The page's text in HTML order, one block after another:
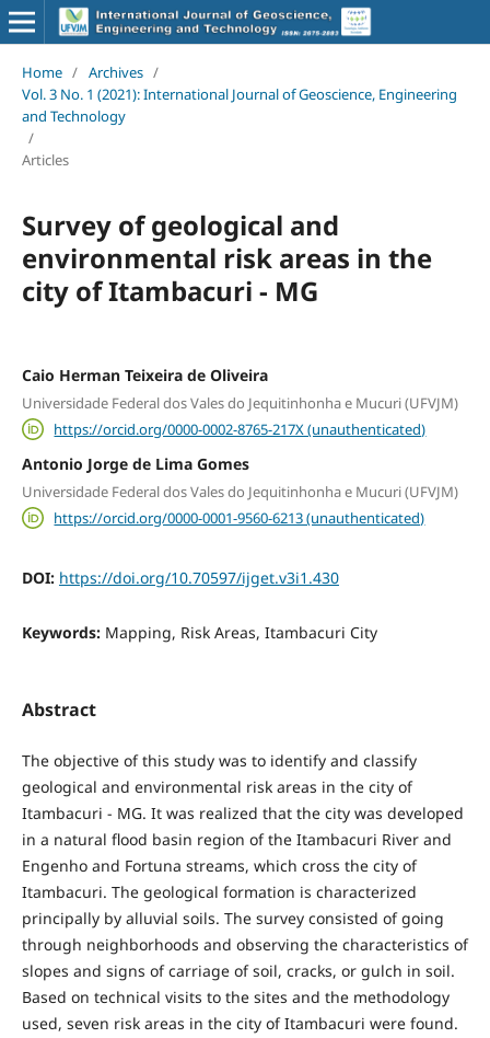
Home / Archives /
Vol. 3 No. 1 (2021): International Journal of Geoscience, Engineering
and Technology
/
Articles
Survey of geological and
environmental risk areas in the
city of Itambacuri - MG
Caio Herman Teixeira de Oliveira
Universidade Federal dos Vales do Jequitinhonha e Mucuri (UFVJM)
https://orcid.org/0000-0002-8765-217X (unauthenticated)
Antonio Jorge de Lima Gomes
Universidade Federal dos Vales do Jequitinhonha e Mucuri (UFVJM)
https://orcid.org/0000-0001-9560-6213 (unauthenticated)
DOI: https://doi.org/10.70597/ijget.v3i1.430
Keywords: Mapping, Risk Areas, Itambacuri City
Abstract
The objective of this study was to identify and classify
geological and environmental risk areas in the city of
Itambacuri - MG. It was realized that the city was developed
in a natural flood basin region of the Itambacuri River and
Engenho and Fortuna streams, which cross the city of
Itambacuri. The geological formation is characterized
principally by alluvial soils. The survey consisted of going
through neighborhoods and observing the characteristics of
slopes and signs of carriage of soil, cracks, or gulch in soil.
Based on technical visits to the sites and the methodology
used, seven risk areas in the city of Itambacuri were found.